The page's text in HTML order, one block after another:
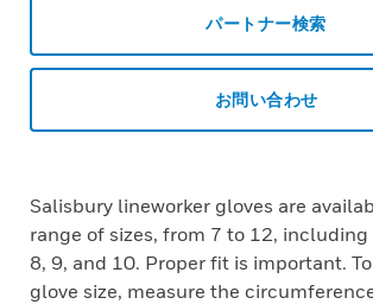
パートナー検索
お問い合わせ
Salisbury lineworker gloves are
range of sizes, from 7 to 12, including
8, 9, and 10. Proper fit is important.
glove size, measure the